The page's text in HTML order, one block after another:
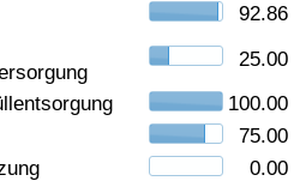
92.86
25.00
100.00
75.00
0.00